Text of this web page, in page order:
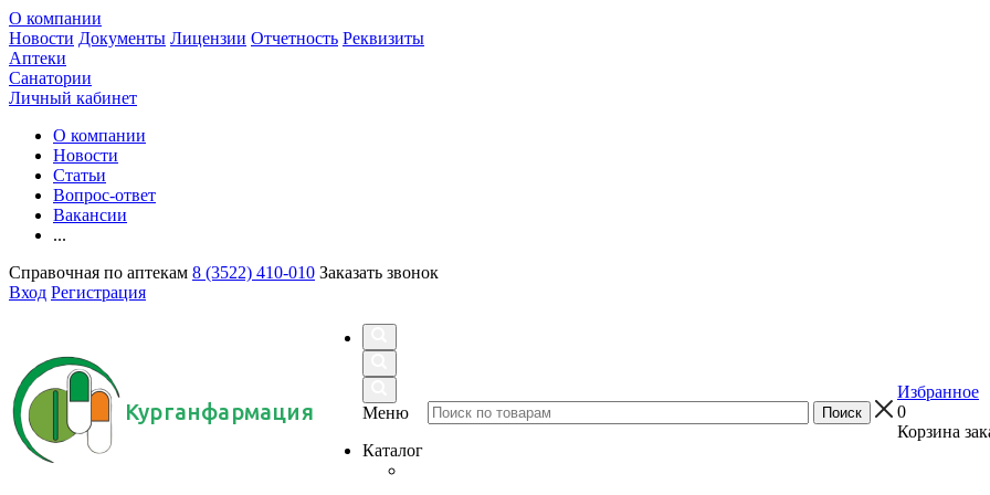
О компании
Новости Документы Лицензии Отчетность Реквизиты
Аптеки
Санатории
Личный кабинет
О компании
Новости
Статьи
Вопрос-ответ
Вакансии
...
Справочная по аптекам 8 (3522) 410-010 Заказать звонок
Вход Регистрация
Курганфармация
Меню
Каталог
Избранное
0
Корзина